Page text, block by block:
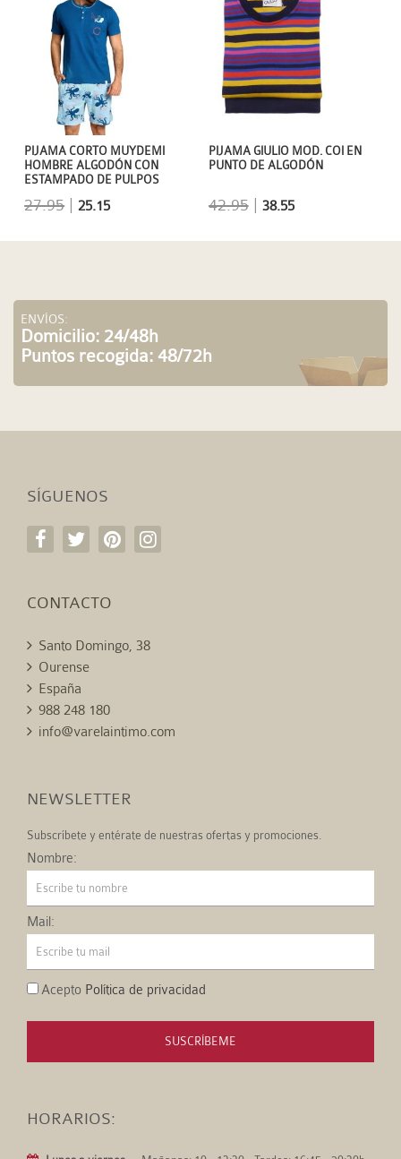
PIJAMA GIULIO MOD. COI EN
PUNTO DE ALGODÓN
42.95| 38.55
PIJAMA CORTO MUYDEMI
HOMBRE ALGODÓN CON
ESTAMPADO DE PULPOS
27.95 |25.15
ENVÍOS:
Domicilio: 24/48h
Puntos recogida: 48/72h
SÍGUENOS
CONTACTO
Santo Domingo, 38
Ourense
España
988 248 180
info@varelaintimo.com
NEWSLETTER
Subscríbete y entérate de nuestras ofertas y promociones.
Nombre:
Mail:
Acepto Política de privacidad
SUSCRÍBEME
HORARIOS: